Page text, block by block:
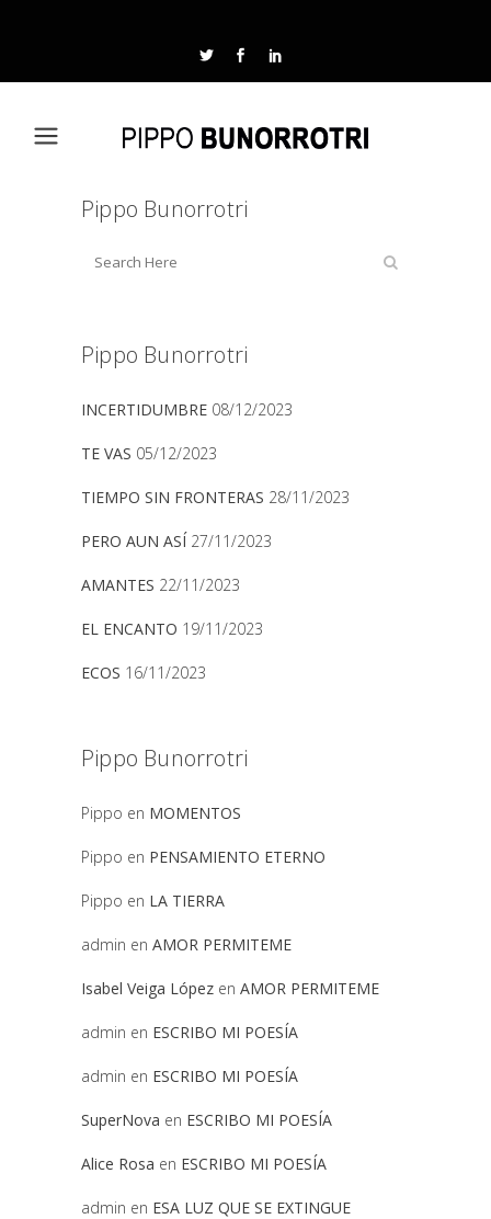
Pippo Bunorrotri
Pippo Bunorrotri
INCERTIDUMBRE 08/12/2023
TE VAS 05/12/2023
TIEMPO SIN FRONTERAS 28/11/2023
PERO AUN ASÍ 27/11/2023
AMANTES 22/11/2023
EL ENCANTO 19/11/2023
ECOS 16/11/2023
Pippo Bunorrotri
Pippo en MOMENTOS
Pippo en PENSAMIENTO ETERNO
Pippo en LA TIERRA
admin en AMOR PERMITEME
Isabel Veiga López en AMOR PERMITEME
admin en ESCRIBO MI POESÍA
admin en ESCRIBO MI POESÍA
SuperNova en ESCRIBO MI POESÍA
Alice Rosa en ESCRIBO MI POESÍA
admin en ESA LUZ QUE SE EXTINGUE